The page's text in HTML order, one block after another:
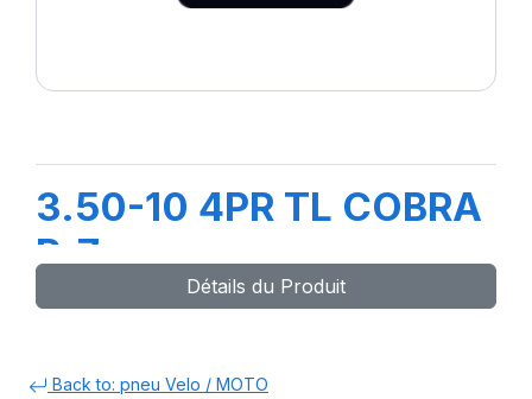
3.50-10 4PR TL COBRA
R-7
Détails du Produit
Back to: pneu Velo / MOTO